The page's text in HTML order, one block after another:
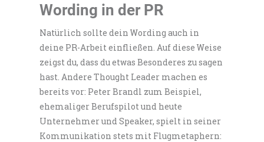
Wording in der PR
Natürlich sollte dein Wording auch in
deine PR-Arbeit einfließen. Auf diese Weise
zeigst du, dass du etwas Besonderes zu sagen
hast. Andere Thought Leader machen es
bereits vor: Peter Brandl zum Beispiel,
ehemaliger Berufspilot und heute
Unternehmer und Speaker, spielt in seiner
Kommunikation stets mit Flugmetaphern: